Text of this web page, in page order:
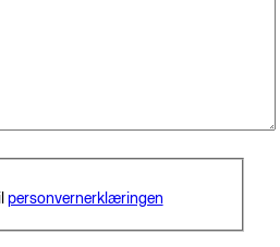
personvernerklæringen